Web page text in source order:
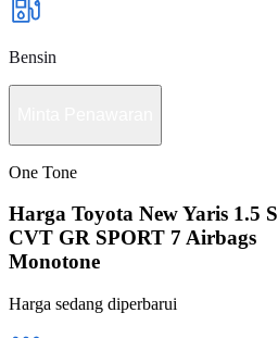
Bensin
One Tone
Harga Toyota New Yaris 1.5 S
CVT GR SPORT 7 Airbags
Monotone
Harga sedang diperbarui